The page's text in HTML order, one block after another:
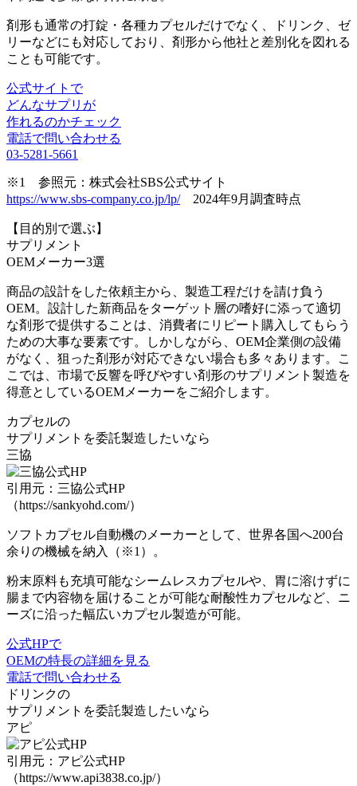
剤形も通常の打錠・各種カプセルだけでなく、 ドリンク
ゼ
リーなどにも対応しており、 剤形から他社と差別化を図れる
ことも可能です。
公式サイトで
どんなサプリが
作れるのかチェック
電話で問い合わせる
03-5281-5661
※1 参照元：株式会社SBS公式サイト
https://www.sbs-company.co.jp/lp/2024年9月調査時点
【目的別で選ぶ】
サプリメント
OEM メーカー3選
商品の設計をした依頼主から、製造工程だけを請け負う
OEM。設計した新商品をターゲット層の嗜好に添って適切
な剤形で提供することは、消費者にリピート購入してもらう
ための大事な要素です。しかしながら、OEM企業側の設備
がなく、狙った剤形が対応できない場合も多々あります。こ
こでは、 市場で反響を呼びやすい剤形のサプリメント製造を
得意としているOEMメーカーをご紹介します。
カプセルの
サプリメントを委託製造したいなら
三協
引用元：三協公式HP
（https://sankyohd.com/）
ソフトカプセル自動機のメーカーとして、 世界各国へ200台
余りの機械を納入
（※1）。
粉末原料も充填可能なシームレスカプセルや、胃に溶けずに
腸まで内容物を届けることが可能な耐酸性カプセルなど、ニ
ーズに沿った幅広いカプセル製造が可能。
公式HPで
OEMの特長の詳細を見る
電話で問い合わせる
ドリンクの
サプリメントを委託製造したいなら
アピ
引用元：アピ公式HP
（https://www.api3838.co.jp/）